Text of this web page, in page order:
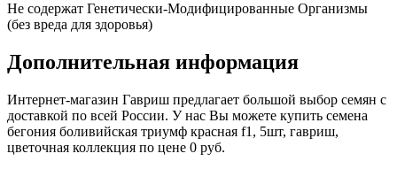
Не содержат Генетически-Модифицированные Организмы
(без вреда для здоровья)
Дополнительная информация
Интернет-магазин Гавриш предлагает большой выбор семян с
доставкой по всей России. У нас Вы можете купить семена
бегония боливийская триумф красная f1, 5шт, гавриш,
цветочная коллекция по цене 0 руб.